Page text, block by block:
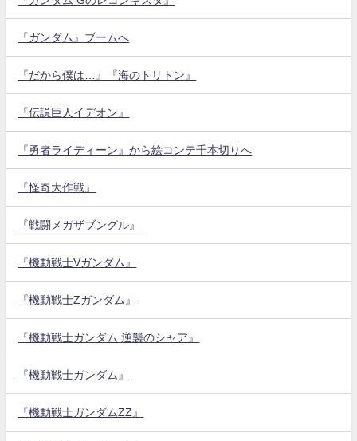
『ガンダム』ブームへ
『だから僕は…』『海のトリトン』
『伝説巨人イデオン』
『勇者ライディーン』から絵コンテ千本切りへ
『怪奇大作戦』
『戦闘メガザブングル』
『機動戦士Vガンダム』
『機動戦士Zガンダム』
『機動戦士ガンダム 逆襲のシャア』
『機動戦士ガンダム』
『機動戦士ガンダムZZ』